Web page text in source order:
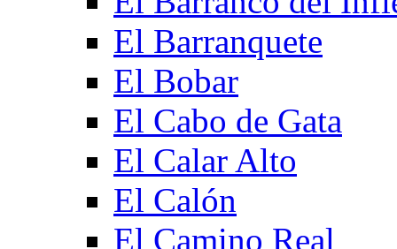
El Barranquete
El Bobar
El Cabo de Gata
El Calar Alto
El Calón
El Camino Real